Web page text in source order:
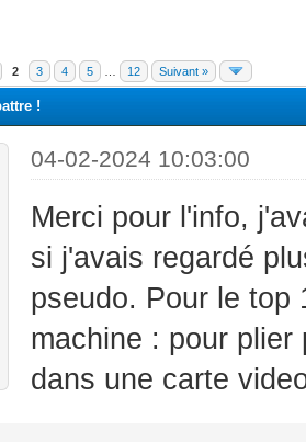
2 3 4 5 12 Suivant »
!
04-02-2024 10:03:00
Merci pour l'info,
si j'avais regardé
pseudo. Pour le top
machine : pour
dans une carte